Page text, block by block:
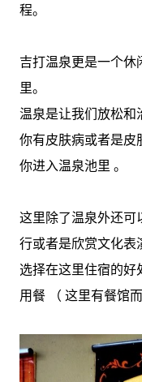
程。
吉打温泉更是一个休
里。
温泉是让我们放松和
你有皮肤病或者是皮
你进入温泉池里 。
这里除了温泉外还可
行或者是欣赏文化表
选择在这里住宿的好
用餐 （ 这里有餐馆